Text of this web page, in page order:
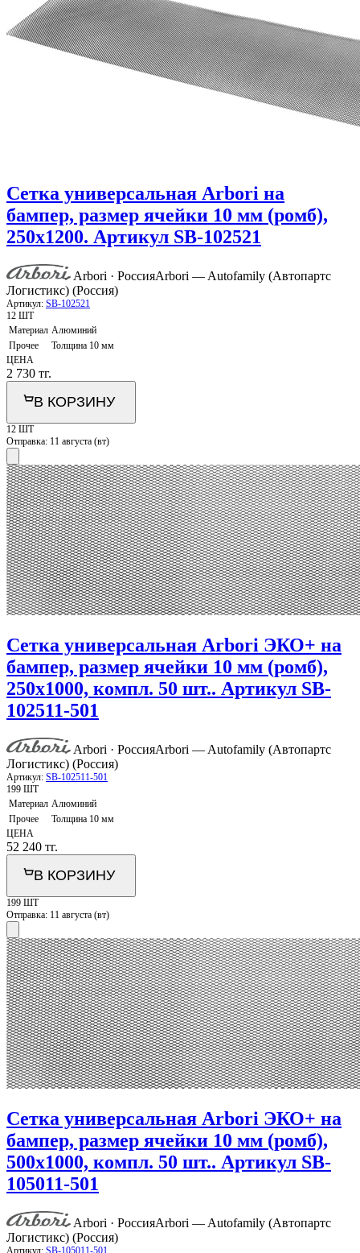
Сетка универсальная Arbori на
бампер, размер ячейки 10 мм (ромб),
250х1200. Артикул SB-102521
Arbori · РоссияArbori — Autofamily (Автопартс
Логистикс) (Россия)
Артикул: SB-102521
12 ШТ
Материал Алюминий
Прочее
Толщина 10 мм
ЦЕНА
2 730 тг.
В КОРЗИНУ
12 ШТ
Отправка: 11 августа (вт)
Сетка универсальная Arbori ЭКО+ на
бампер, размер ячейки 10 мм (ромб),
250х1000, компл. 50 шт.. Артикул SB-
102511-501
Arbori · РоссияArbori — Autofamily (Автопартс
Логистикс) (Россия)
Артикул: SB-102511-501
199 ШТ
Материал Алюминий
Прочее
Толщина 10 мм
ЦЕНА
52 240 тг.
В КОРЗИНУ
199 ШТ
Отправка: 11 августа (вт)
Сетка универсальная Arbori ЭКО+ на
бампер, размер ячейки 10 мм (ромб),
500х1000, компл. 50 шт.. Артикул SB-
105011-501
Arbori · РоссияArbori — Autofamily (Автопартс
Логистикс) (Россия)
Артикул: SB-105011-501